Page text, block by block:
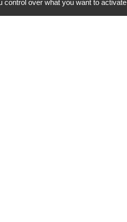
over what you want to activate